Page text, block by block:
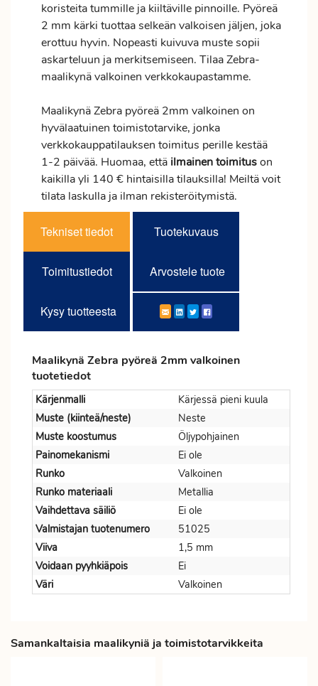
koristeita tummille ja kiiltäville pinnoille. Pyöreä
2 mm kärki tuottaa selkeän valkoisen jäljen, joka
erottuu hyvin. Nopeasti kuivuva muste sopii
askarteluun ja merkitsemiseen. Tilaa Zebra-
maalikynä valkoinen verkkokaupastamme.
Maalikynä Zebra pyöreä 2mm valkoinen on
hyvälaatuinen toimistotarvike, jonka
verkkokauppatilauksen toimitus perille kestää
1-2 päivää. Huomaa, että ilmainentoimituson
kaikilla yli 140 € hintaisilla tilauksilla! Meiltä voit
tilata laskulla ja ilman rekisteröitymistä.
Tekniset tiedot Tuotekuvaus
Toimitustiedot Arvostele tuote
Kysy tuotteesta
Maalikynä Zebra pyöreä 2mm valkoinen
tuotetiedot
Kärjenmalli
Kärjessä pieni kuula
Muste (kiinteä/neste)
Neste
Muste koostumus
Öljypohjainen
Painomekanismi
Ei ole
Runko
Valkoinen
Runko materiaali
Metallia
Vaihdettava säiliö
Ei ole
Valmistajan tuotenumero
51025
Viiva
1,5 mm
Voidaan pyyhkiäpois
Ei
Väri
Valkoinen
Samankaltaisia maalikyniä ja toimistotarvikkeita